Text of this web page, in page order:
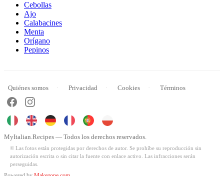
Cebollas
Ajo
Calabacines
Menta
Orígano
Pepinos
Quiénes somos Privacidad Cookies Términos
MyItalian.Recipes — Todos los derechos reservados.
© Las fotos están protegidas por derechos de autor. Se prohíbe su reproducción sin
autorización escrita o sin citar la fuente con enlace activo. Las infracciones serán
perseguidas.